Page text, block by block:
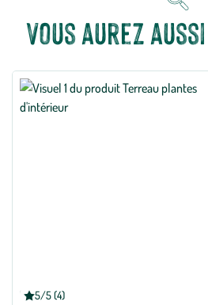
Vous aurez
5/5 (4)
Note moyenne de 5 sur 5 avec 4 avis
BOTANIC®